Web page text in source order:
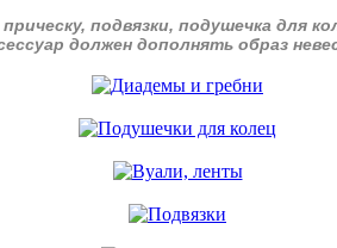
подвязки, подушечка для
должен дополнять образ